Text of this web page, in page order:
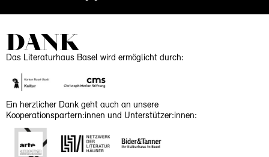
DANK
Das Literaturhaus Basel wird ermöglicht durch:
Ein herzlicher Dank geht auch an unsere
Kooperationspartern:innen und Unterstützer:innen: